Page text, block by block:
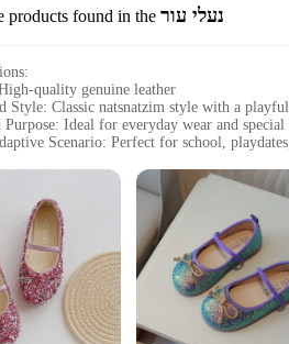
products found in the נעלי עור
quality genuine leather
Style: Classic natsnatzim style with a
Purpose: Ideal for everyday wear and special
Scenario: Perfect for school,
and Property: Durable, comfortable, and
Comfort and Style**
the world of comfort and style with our
The genuine leather material ensures
these shoes are the perfect companion